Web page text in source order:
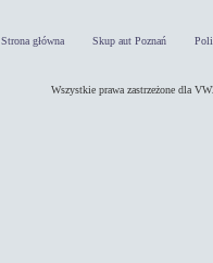
Strona główna Skup aut Poznań
Wszystkie prawa zastrzeżone dla